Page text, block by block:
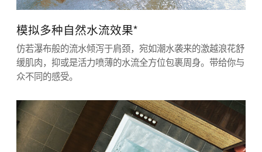
模拟多种自然水流效果*
仿若瀑布般的流水倾泻于肩颈，宛如潮水袭来的激越浪花舒
缓肌肉，抑或是活力喷薄的水流全方位包裹周身。带给你与
众不同的感受。